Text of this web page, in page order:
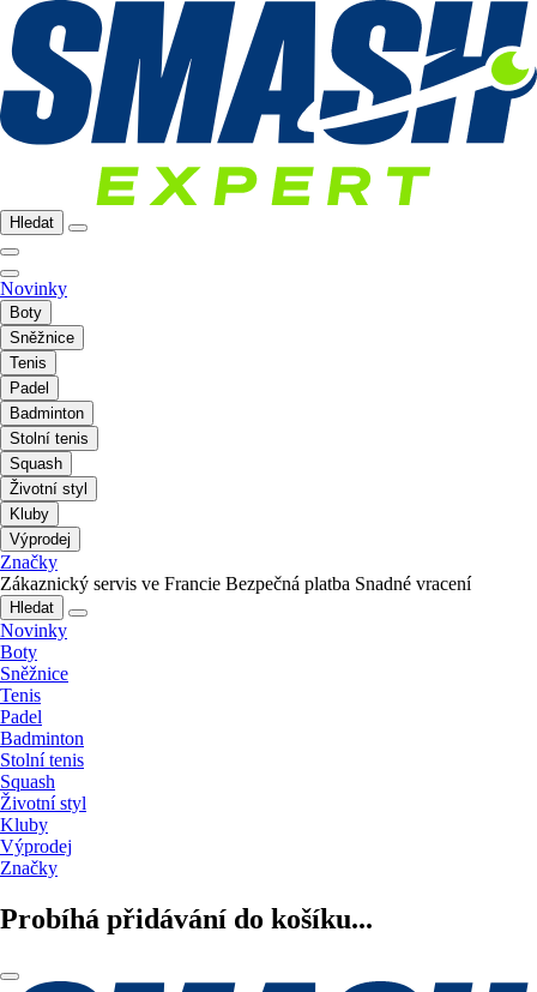
Hledat
Novinky
Boty
Sněžnice
Tenis
Padel
Badminton
Stolní tenis
Squash
Životní styl
Kluby
Výprodej
Značky
Zákaznický servis ve Francie Bezpečná platba Snadné vracení
Hledat
Novinky
Boty
Sněžnice
Tenis
Padel
Badminton
Stolní tenis
Squash
Životní styl
Kluby
Výprodej
Značky
Probíhá přidávání do košíku...